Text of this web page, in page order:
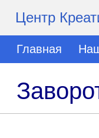
Центр
Главная